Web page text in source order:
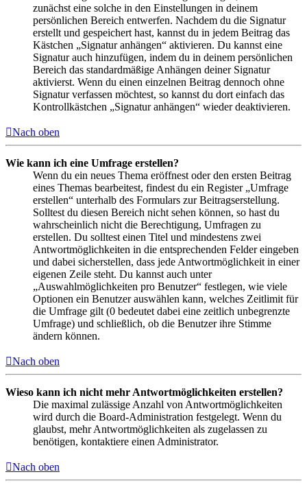
zunächst eine solche in den Einstellungen in deinem
persönlichen Bereich entwerfen. Nachdem du die Signatur
erstellt und gespeichert hast, kannst du in jedem Beitrag das
Kästchen „Signatur anhängen“ aktivieren. Du kannst eine
Signatur auch hinzufügen, indem du in deinem persönlichen
Bereich das standardmäßige Anhängen deiner Signatur
aktivierst. Wenn du einen einzelnen Beitrag dennoch ohne
Signatur verfassen möchtest, so kannst du dort einfach das
Kontrollkästchen „Signatur anhängen“ wieder deaktivieren.
Nach oben
Wie kann ich eine Umfrage erstellen?
Wenn du ein neues Thema eröffnest oder den ersten Beitrag
eines Themas bearbeitest, findest du ein Register „Umfrage
erstellen“ unterhalb des Formulars zur Beitragserstellung.
Solltest du diesen Bereich nicht sehen können, so hast du
wahrscheinlich nicht die Berechtigung, Umfragen zu
erstellen. Du solltest einen Titel und mindestens zwei
Antwortmöglichkeiten in die entsprechenden Felder eingeben
und dabei sicherstellen, dass jede Antwortmöglichkeit in einer
eigenen Zeile steht. Du kannst auch unter
„Auswahlmöglichkeiten pro Benutzer“ festlegen, wie viele
Optionen ein Benutzer auswählen kann, welches Zeitlimit für
die Umfrage gilt (0 bedeutet dabei eine zeitlich unbegrenzte
Umfrage) und schließlich, ob die Benutzer ihre Stimme
ändern können.
Nach oben
Wieso kann ich nicht mehr Antwortmöglichkeiten erstellen?
Die maximal zulässige Anzahl von Antwortmöglichkeiten
wird durch die Board-Administration festgelegt. Wenn du
glaubst, mehr Antwortmöglichkeiten als zugelassen zu
benötigen, kontaktiere einen Administrator.
Nach oben